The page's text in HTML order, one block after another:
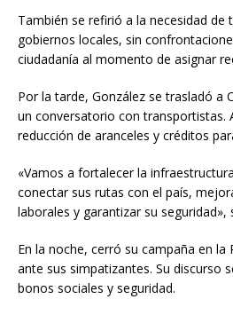
También se refirió a la necesidad
gobiernos locales, sin
ciudadanía al momento de asignar
Por la tarde, González se trasladó a
un conversatorio con transportistas.
reducción de aranceles y créditos
«Vamos a fortalecer la
conectar sus rutas con el país,
laborales y garantizar su seguridad»,
En la noche, cerró su campaña en la
ante sus simpatizantes. Su discurso
bonos sociales y seguridad.